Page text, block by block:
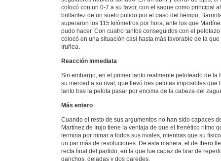
colocó con un 0-7 a su favor, con el saque como principal
brillantez de un suelo pulido por el paso del tiempo,
superaron los 115 kilómetros por hora, ante los que
pudo hacer. Con cuatro tantos conseguidos con el
colocó en una situación casi hasta más favorable de la
Iruñea.
Reacción inmediata
Sin embargo, en el primer tanto realmente peloteado de la
su merced a su rival, que llevó tres pelotas imposibles que
tanto tras la pelota pasar por encima de la cabeza del
Más entero
Cuando el resto de sus argumentos no han sido capaces
Martínez de Irujo tiene la ventaja de que el frenético ritmo
termina por minar a todos sus rivales, mientras que su
un par más de revoluciones. De esta manera, el de Ibero
recta final del partido, en la que fue capaz de tirar de
ganchos, dejadas y dos paredes.